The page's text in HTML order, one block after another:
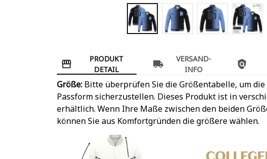
PRODUKT
DETAIL
VERSAND-
INFO
Größe: Bitte überprüfen Sie die Größentabelle, um
Passform sicherzustellen. Dieses Produkt ist in
erhältlich. Wenn Ihre Maße zwischen den beiden
können Sie aus Komfortgründen die größere wählen.